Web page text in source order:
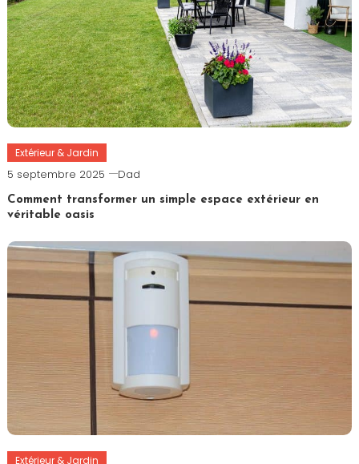
Extérieur & Jardin
5 septembre 2025 Dad
Comment transformer un simple espace extérieur en
véritable oasis
Extérieur & Jardin